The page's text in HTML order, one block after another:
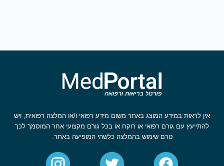
אין לראות במידע המוצג באתר משום מידע רפואי ו/או המלצה רפואית, ויש
להתייעץ עם גורם רפואי או רוקח או בכל גורם מקצועי אחר המוסמך לכך
טרם שימוש בהמלצה כלשהי המופיעה באתר.